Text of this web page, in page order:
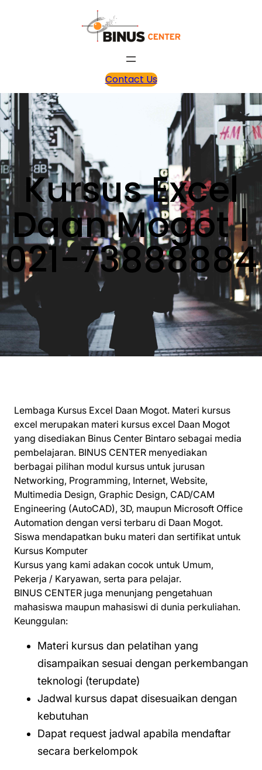
Contact Us
Kursus Excel
Daan Mogot |
021-73888884
Lembaga Kursus Excel Daan Mogot. Materi kursus
excel merupakan materi kursus excel Daan Mogot
yang disediakan Binus Center Bintaro sebagai media
pembelajaran. BINUS CENTER menyediakan
berbagai pilihan modul kursus untuk jurusan
Networking, Programming, Internet, Website,
Multimedia Design, Graphic Design, CAD/CAM
Engineering (AutoCAD), 3D, maupun Microsoft Office
Automation dengan versi terbaru di Daan Mogot.
Siswa mendapatkan buku materi dan sertifikat untuk
Kursus Komputer
Kursus yang kami adakan cocok untuk Umum,
Pekerja / Karyawan, serta para pelajar.
BINUS CENTER juga menunjang pengetahuan
mahasiswa maupun mahasiswi di dunia perkuliahan.
Keunggulan:
Materi kursus dan pelatihan yang
disampaikan sesuai dengan perkembangan
teknologi (terupdate)
Jadwal kursus dapat disesuaikan dengan
kebutuhan
Dapat request jadwal apabila mendaftar
secara berkelompok